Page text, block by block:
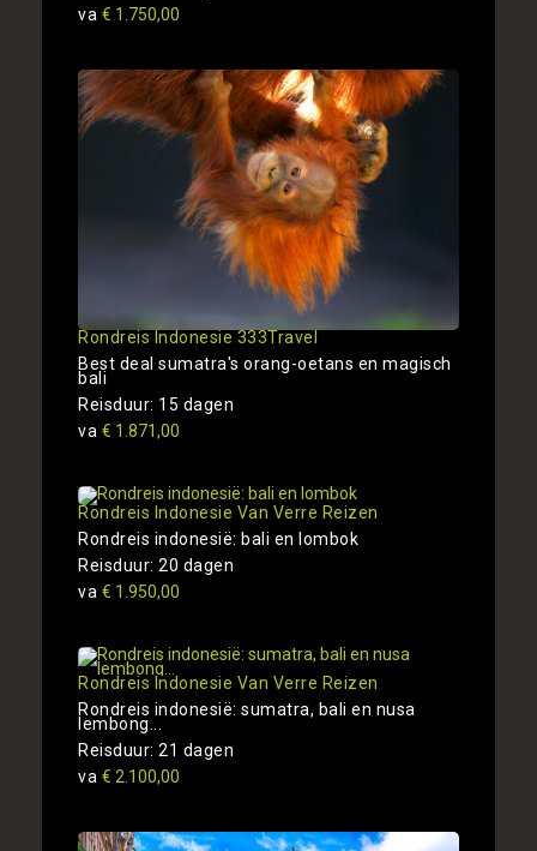
va € 1.750,00
Rondreis Indonesie 333Travel
Best deal sumatra's orang-oetans en magisch
bali
Reisduur: 15 dagen
va € 1.871,00
Rondreis Indonesie Van Verre Reizen
Rondreis indonesië: bali en lombok
Reisduur: 20 dagen
va € 1.950,00
Rondreis Indonesie Van Verre Reizen
Rondreis indonesië: sumatra, bali en nusa
lembong...
Reisduur: 21 dagen
va € 2.100,00